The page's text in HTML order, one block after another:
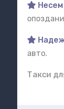
авто.
Такси